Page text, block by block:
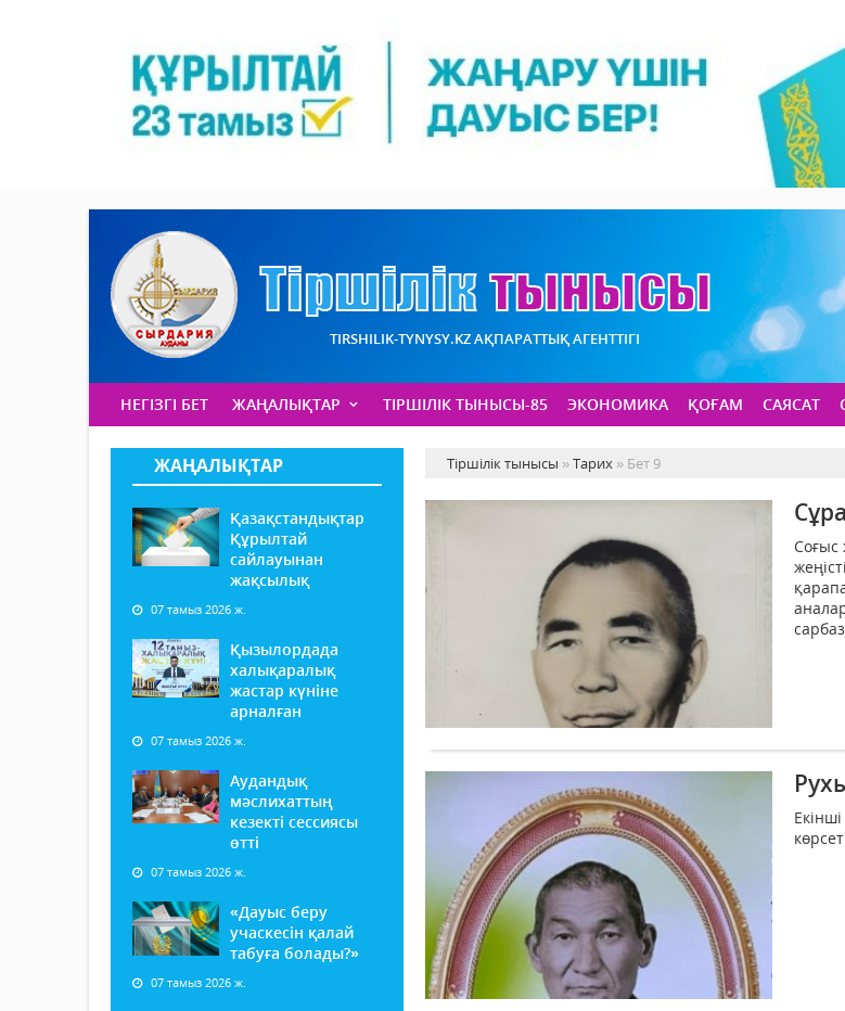
TIRSHILIK-TYNYSY.KZ АҚПАРАТТЫҚ АГЕНТТІГІ
НЕГІЗГІ БЕТ ЖАҢАЛЫҚТАР ТІРШІЛІК ТЫНЫСЫ-85 ЭКОНОМИКА ҚОҒАМ САЯСАТ
ЖАҢАЛЫҚТАР
Қазақстандықтар
Құрылтай
сайлауынан
жақсылық
07 тамыз 2026 ж.
Қызылордада
халықаралық
жастар күніне
арналған
07 тамыз 2026 ж.
Аудандық
мәслихаттың
кезекті сессиясы
өтті
07 тамыз 2026 ж.
«Дауыс беру
учаскесін қалай
табуға болады?»
07 тамыз 2026 ж.
Тіршілік тынысы »Тарих » Бет 9
Соғыс